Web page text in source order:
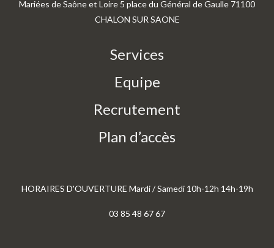
Mariées de Saône et Loire 5 place du Général de Gaulle 71100
CHALON SUR SAONE
Services
Equipe
Recrutement
Plan d’accès
HORAIRES D'OUVERTURE Mardi / Samedi 10h-12h 14h-19h
03 85 48 67 67